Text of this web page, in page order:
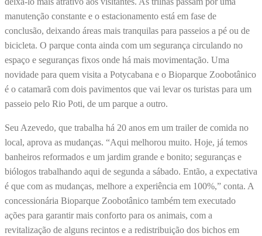
manutenção constante e o estacionamento está em fase de
conclusão, deixando áreas mais tranquilas para passeios a pé ou de
bicicleta. O parque conta ainda com um segurança circulando no
espaço e seguranças fixos onde há mais movimentação. Uma
novidade para quem visita a Potycabana e o Bioparque Zoobotânico
é o catamarã com dois pavimentos que vai levar os turistas para um
passeio pelo Rio Poti, de um parque a outro.
Seu Azevedo, que trabalha há 20 anos em um trailer de comida no
local, aprova as mudanças. “Aqui melhorou muito. Hoje, já temos
banheiros reformados e um jardim grande e bonito; seguranças e
biólogos trabalhando aqui de segunda a sábado. Então, a expectativa
é que com as mudanças, melhore a experiência em 100%,” conta. A
concessionária Bioparque Zoobotânico também tem executado
ações para garantir mais conforto para os animais, com a
revitalização de alguns recintos e a redistribuição dos bichos em